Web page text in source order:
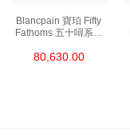
Blancpain 寶珀 Fifty
Fathoms 五十噚系列
80,630.00